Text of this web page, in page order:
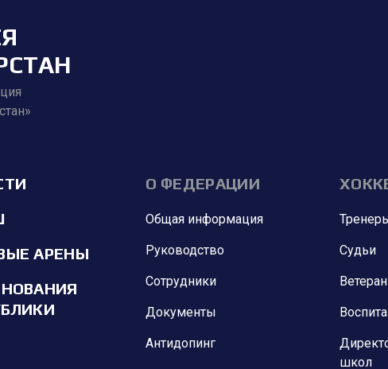
АРЕНЫ
О ФЕДЕРАЦИИ
Общая информация
Руководство
Сотрудники
Документы
Антидопинг
Судьи
школ